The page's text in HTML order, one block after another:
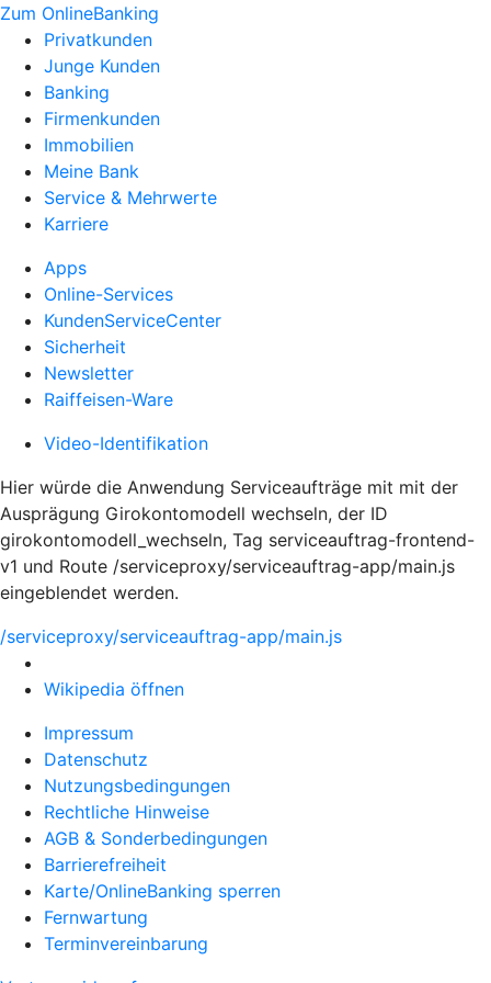
Zum OnlineBanking
Privatkunden
Junge Kunden
Banking
Firmenkunden
Immobilien
Meine Bank
Service & Mehrwerte
Karriere
Apps
Online-Services
KundenServiceCenter
Sicherheit
Newsletter
Raiffeisen-Ware
Video-Identifikation
Hier würde die Anwendung Serviceaufträge mit mit der
Ausprägung Girokontomodell wechseln, der ID
girokontomodell_wechseln, Tag serviceauftrag-frontend-
v1 und Route /serviceproxy/serviceauftrag-app/main.js
eingeblendet werden.
/serviceproxy/serviceauftrag-app/main.js
Wikipedia öffnen
Impressum
Datenschutz
Nutzungsbedingungen
Rechtliche Hinweise
AGB & Sonderbedingungen
Barrierefreiheit
Karte/OnlineBanking sperren
Fernwartung
Terminvereinbarung